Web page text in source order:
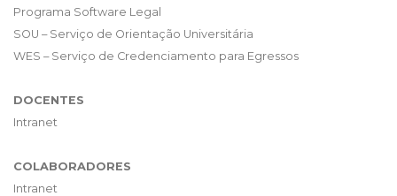
Programa Software Legal
SOU – Serviço de Orientação Universitária
WES – Serviço de Credenciamento para Egressos
DOCENTES
Intranet
COLABORADORES
Intranet